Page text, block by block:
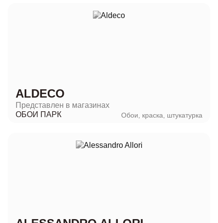
ALDECO
Представлен в магазинах
ОБОИ ПАРК
Обои, краска, штукатурка